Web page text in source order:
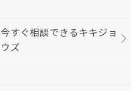
今すぐ相談できるキキジョ
ウズ